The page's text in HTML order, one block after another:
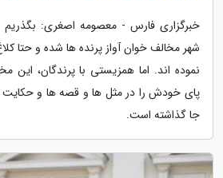
خبرگزاری فارس - معصومه اصغری: بگذریم
شهر مخالف خوان آواز پرنده ها شده و حتا
نموده اند. اما همزیستی با پرندگان، این
پای خودش را در مثل ها و قصه ها و حکایت
جا گذاشته است.